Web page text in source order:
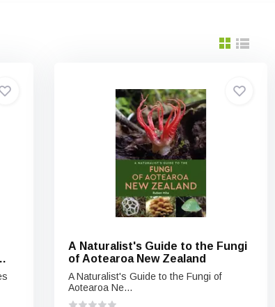
A Naturalist's Guide to the Fungi
of Aotearoa New Zealand
A Naturalist's Guide to the Fungi of
Aotearoa Ne...